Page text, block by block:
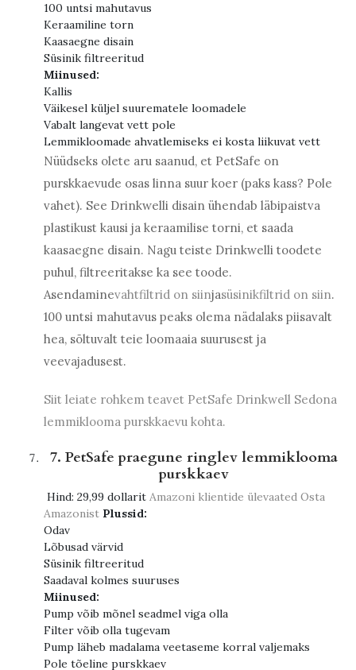
100 untsi mahutavus
Keraamiline torn
Kaasaegne disain
Süsinik filtreeritud
Miinused:
Kallis
Väikesel küljel suurematele loomadele
Vabalt langevat vett pole
Lemmikloomade ahvatlemiseks ei kosta liikuvat vett
Nüüdseks olete aru saanud, et PetSafe on
purskkaevude osas linna suur koer (paks kass? Pole
vahet). See Drinkwelli disain ühendab läbipaistva
plastikust kausi ja keraamilise torni, et saada
kaasaegne disain. Nagu teiste Drinkwelli toodete
puhul, filtreeritakse ka see toode.
Asendaminevahtfiltrid on siinjasüsinikfiltrid on siin.
100 untsi mahutavus peaks olema nädalaks piisavalt
hea, sõltuvalt teie loomaaia suurusest ja
veevajadusest.
Siit leiate rohkem teavet PetSafe Drinkwell Sedona
lemmiklooma purskkaevu kohta.
7. PetSafe praegune ringlev lemmiklooma
purskkaev
Hind: 29,99 dollarit Amazoni klientide ülevaated Osta
Amazonist Plussid:
Odav
Lõbusad värvid
Süsinik filtreeritud
Saadaval kolmes suuruses
Miinused:
Pump võib mõnel seadmel viga olla
Filter võib olla tugevam
Pump läheb madalama veetaseme korral valjemaks
Pole tõeline purskkaev